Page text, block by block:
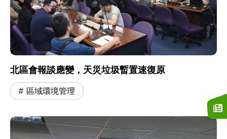
北區會報談應變，天災垃圾暫置速復原
區域環境管理